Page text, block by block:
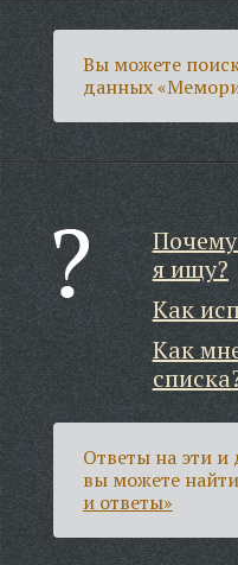
Вы можете
данных
Почему
я ищу?
Как
Как
Ответы на эти
вы можете
и ответы»